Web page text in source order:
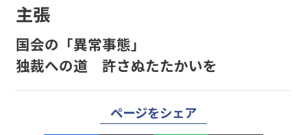
主張
国会の「異常事態」
独裁への道 許さぬたたかいを
ページをシェア